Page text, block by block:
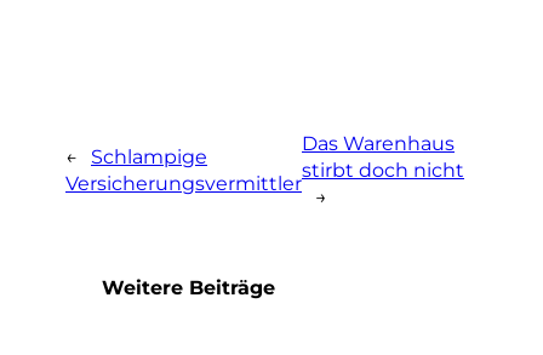
←
Schlampige
Versicherungsvermittler
Das Warenhaus
stirbt doch nicht
→
Weitere Beiträge